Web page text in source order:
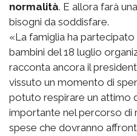
normalità. E allora farà
bisogni da soddisfare.
«La famiglia ha partecipato
bambini del 18 luglio
racconta ancora il
vissuto un momento di
potuto respirare un attimo
importante nel percorso di
spese che dovranno